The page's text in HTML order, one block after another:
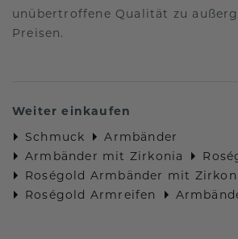
unübertroffene Qualität zu
Preisen.
Weiter einkaufen
Schmuck
Armbänder
Armbänder mit Zirkonia
Roségold Armbänder mit
Roségold Armreifen